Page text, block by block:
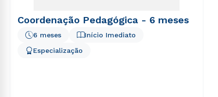
Coordenação Pedagógica - 6 meses
Início Imediato
6 meses
Especialização